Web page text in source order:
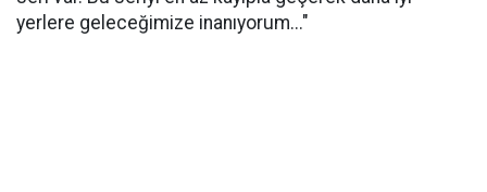
yerlere geleceğimize inanıyorum..."